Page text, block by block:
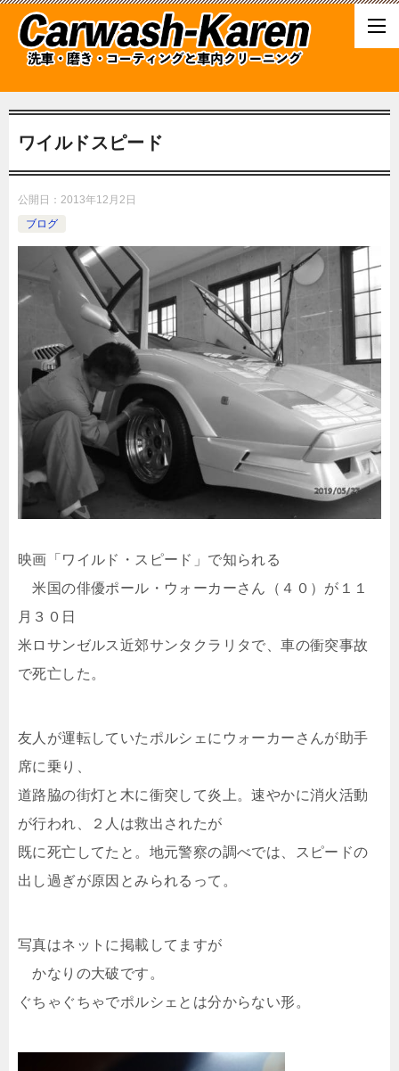
ワイルドスピード
公開日： 2013年12月2日
ブログ
映画「ワイルド・スピード」で知られる
米国の俳優ポール・ウォーカーさん（４０）が１１
月３０日
米ロサンゼルス近郊サンタクラリタで、車の衝突事故
で死亡した。
友人が運転していたポルシェにウォーカーさんが助手
席に乗り、
道路脇の街灯と木に衝突して炎上。速やかに消火活動
が行われ、２人は救出されたが
既に死亡してたと。地元警察の調べでは、スピードの
出し過ぎが原因とみられるって。
写真はネットに掲載してますが
かなりの大破です。
ぐちゃぐちゃでポルシェとは分からない形。